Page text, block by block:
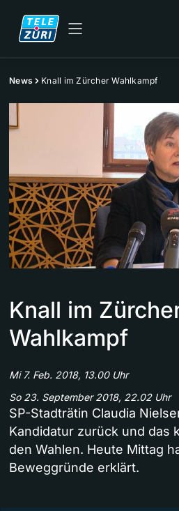
News Knall im Zürcher Wahlkampf
Knall im
Wahlkampf
Mi 7. Feb. 2018, 13.00 Uhr
So 23. September 2018, 22.02 Uhr
SP-Stadträtin Claudia
Kandidatur zurück und das
den Wahlen. Heute Mittag
Beweggründe erklärt.